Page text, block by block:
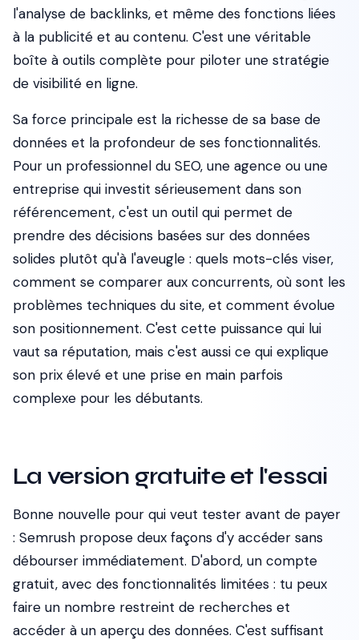
l'analyse de backlinks, et même des fonctions liées
à la publicité et au contenu. C'est une véritable
boîte à outils complète pour piloter une stratégie
de visibilité en ligne.
Sa force principale est la richesse de sa base de
données et la profondeur de ses fonctionnalités.
Pour un professionnel du SEO, une agence ou une
entreprise qui investit sérieusement dans son
référencement, c'est un outil qui permet de
prendre des décisions basées sur des données
solides plutôt qu'à l'aveugle : quels mots-clés viser,
comment se comparer aux concurrents, où sont les
problèmes techniques du site, et comment évolue
son positionnement. C'est cette puissance qui lui
vaut sa réputation, mais c'est aussi ce qui explique
son prix élevé et une prise en main parfois
complexe pour les débutants.
La version gratuite et l'essai
Bonne nouvelle pour qui veut tester avant de payer
: Semrush propose deux façons d'y accéder sans
débourser immédiatement. D'abord, un compte
gratuit, avec des fonctionnalités limitées : tu peux
faire un nombre restreint de recherches et
accéder à un aperçu des données. C'est suffisant